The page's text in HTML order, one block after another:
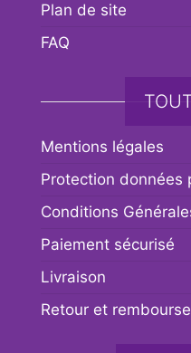
Plan de site
FAQ
Mentions légales
Protection données
Conditions
Paiement sécurisé
Livraison
Retour et